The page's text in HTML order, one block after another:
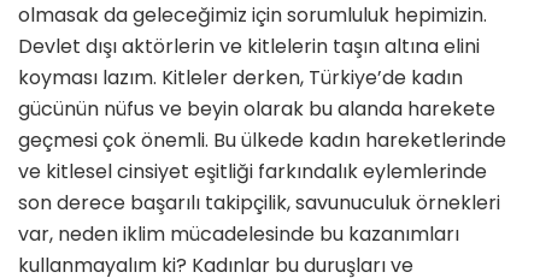
olmasak da geleceğimiz için sorumluluk hepimizin.
Devlet dışı aktörlerin ve kitlelerin taşın altına elini
koyması lazım. Kitleler derken, Türkiye’de kadın
gücünün nüfus ve beyin olarak bu alanda harekete
geçmesi çok önemli. Bu ülkede kadın hareketlerinde
ve kitlesel cinsiyet eşitliği farkındalık eylemlerinde
son derece başarılı takipçilik, savunuculuk örnekleri
var, neden iklim mücadelesinde bu kazanımları
kullanmayalım ki? Kadınlar bu duruşları ve